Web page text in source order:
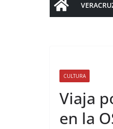
CULTURA
Viaja
en la